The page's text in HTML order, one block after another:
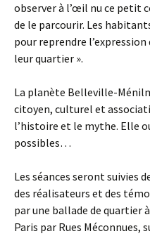
observer à l’œil nu ce petit
de le parcourir. Les
pour reprendre
leur quartier ».
La planète Belleville-
citoyen, culturel et
l’histoire et le mythe. Elle
possibles…
Les séances seront suivies
des réalisateurs et des
par une ballade de quartier
Paris par Rues Méconnues,